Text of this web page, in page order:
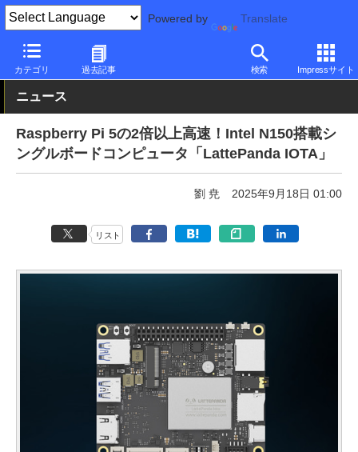
Powered by Translate
カテゴリ 過去記事 検索 Impressサイト
PC Watch 半導体/周辺機器 マザーボード
ニュース
Raspberry Pi 5の2倍以上高速！Intel N150搭載シ
ングルボードコンピュータ「LattePanda IOTA」
劉 尭 2025年9月18日 01:00
リスト